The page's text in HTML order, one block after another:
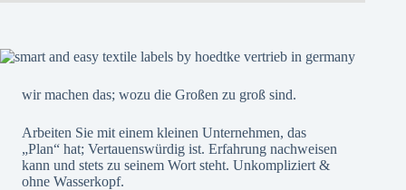
wir machen das; wozu die Großen zu groß sind.
Arbeiten Sie mit einem kleinen Unternehmen, das
„Plan“ hat; Vertauenswürdig ist. Erfahrung nachweisen
kann und stets zu seinem Wort steht. Unkompliziert &
ohne Wasserkopf.